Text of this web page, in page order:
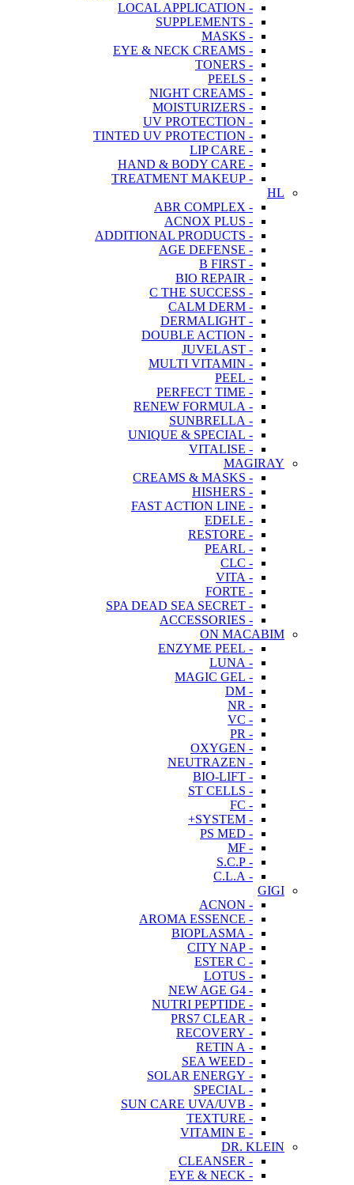
- LOCAL APPLICATION
- SUPPLEMENTS
- MASKS
- EYE & NECK CREAMS
- TONERS
- PEELS
- NIGHT CREAMS
- MOISTURIZERS
- UV PROTECTION
- TINTED UV PROTECTION
- LIP CARE
- HAND & BODY CARE
- TREATMENT MAKEUP
HL
- ABR COMPLEX
- ACNOX PLUS
- ADDITIONAL PRODUCTS
- AGE DEFENSE
- B FIRST
- BIO REPAIR
- C THE SUCCESS
- CALM DERM
- DERMALIGHT
- DOUBLE ACTION
- JUVELAST
- MULTI VITAMIN
- PEEL
- PERFECT TIME
- RENEW FORMULA
- SUNBRELLA
- UNIQUE & SPECIAL
- VITALISE
MAGIRAY
- CREAMS & MASKS
- HISHERS
- FAST ACTION LINE
- EDELE
- RESTORE
- PEARL
- CLC
- VITA
- FORTE
- SPA DEAD SEA SECRET
- ACCESSORIES
ON MACABIM
- ENZYME PEEL
- LUNA
- MAGIC GEL
- DM
- NR
- VC
- PR
- OXYGEN
- NEUTRAZEN
- BIO-LIFT
- ST CELLS
- FC
- SYSTEM+
- PS MED
- MF
- S.C.P
- C.L.A
GIGI
- ACNON
- AROMA ESSENCE
- BIOPLASMA
- CITY NAP
- ESTER C
- LOTUS
- NEW AGE G4
- NUTRI PEPTIDE
- PRS7 CLEAR
- RECOVERY
- RETIN A
- SEA WEED
- SOLAR ENERGY
- SPECIAL
- SUN CARE UVA/UVB
- TEXTURE
- VITAMIN E
DR. KLEIN
- CLEANSER
- EYE & NECK